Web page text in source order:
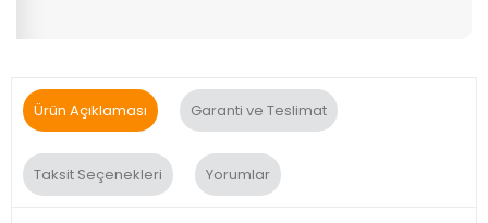
Ürün Açıklaması Garanti ve Teslimat
Taksit Seçenekleri Yorumlar